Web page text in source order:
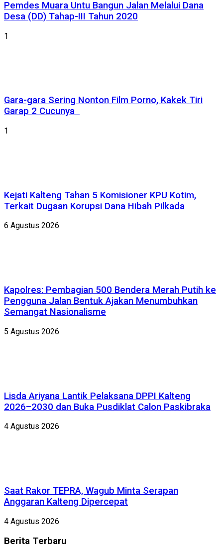
Pemdes Muara Untu Bangun Jalan Melalui Dana
Desa (DD) Tahap-III Tahun 2020
1
Gara-gara Sering Nonton Film Porno, Kakek Tiri
Garap 2 Cucunya
1
Kejati Kalteng Tahan 5 Komisioner KPU Kotim,
Terkait Dugaan Korupsi Dana Hibah Pilkada
6 Agustus 2026
Kapolres: Pembagian 500 Bendera Merah Putih ke
Pengguna Jalan Bentuk Ajakan Menumbuhkan
Semangat Nasionalisme
5 Agustus 2026
Lisda Ariyana Lantik Pelaksana DPPI Kalteng
2026–2030 dan Buka Pusdiklat Calon Paskibraka
4 Agustus 2026
Saat Rakor TEPRA, Wagub Minta Serapan
Anggaran Kalteng Dipercepat
4 Agustus 2026
Berita Terbaru